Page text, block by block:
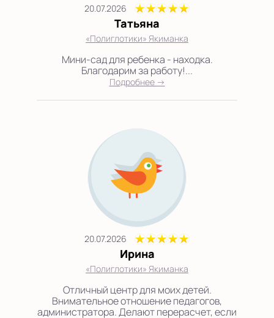
20.07.2026
Татьяна
«Полиглотики» Якиманка
Мини-сад для ребенка - находка.
Благодарим за работу!...
Подробнее →
20.07.2026
Ирина
«Полиглотики» Якиманка
Отличный центр для моих детей.
Внимательное отношение педагогов,
администратора. Делают перерасчет, если